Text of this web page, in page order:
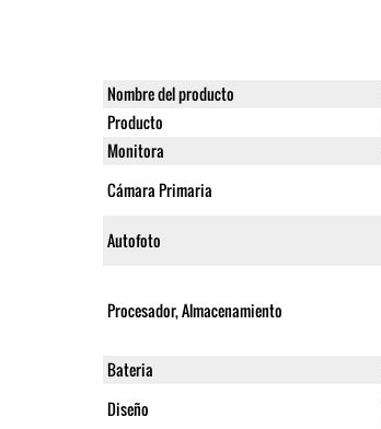
Nombre del producto
Producto
Monitora
Cámara Primaria
Autofoto
Procesador, Almacenamiento
Bateria
Diseño